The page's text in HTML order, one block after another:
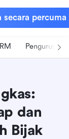
secara percuma
Pengurusan
dan
Bijak